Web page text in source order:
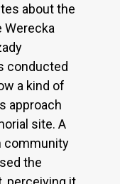
about the
Werecka
conducted
a kind of
approach
site. A
community
the